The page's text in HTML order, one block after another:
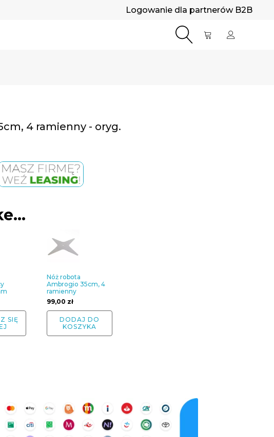
Logowanie dla partnerów B2B
4 ramienny - oryg.
SIĘ
Nóż robota
Ambrogio 35cm, 4
ramienny
99,00 zł
DODAJ DO
KOSZYKA